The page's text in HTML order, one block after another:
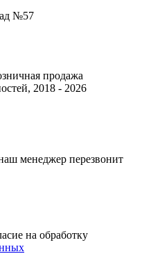
№57
продажа
2018 - 2026
менеджер перезвонит
на обработку